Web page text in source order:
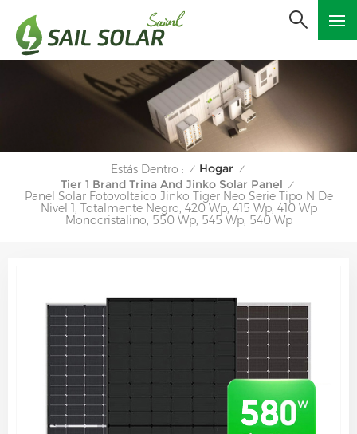
Estás Dentro : / Hogar /
Tier 1 Brand Trina And Jinko Solar Panel /
Panel Solar Fotovoltaico Jinko Tiger Neo Serie Tipo N De
Nivel 1, Totalmente Negro, 420 Wp, 415 Wp, 410 Wp
Monocristalino, 550 Wp, 545 Wp, 540 Wp